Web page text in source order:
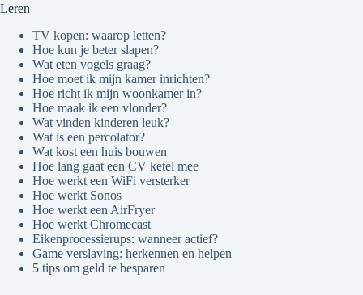
Leren
TV kopen: waarop letten?
Hoe kun je beter slapen?
Wat eten vogels graag?
Hoe moet ik mijn kamer inrichten?
Hoe richt ik mijn woonkamer in?
Hoe maak ik een vlonder?
Wat vinden kinderen leuk?
Wat is een percolator?
Wat kost een huis bouwen
Hoe lang gaat een CV ketel mee
Hoe werkt een WiFi versterker
Hoe werkt Sonos
Hoe werkt een AirFryer
Hoe werkt Chromecast
Eikenprocessierups: wanneer actief?
Game verslaving: herkennen en helpen
5 tips om geld te besparen